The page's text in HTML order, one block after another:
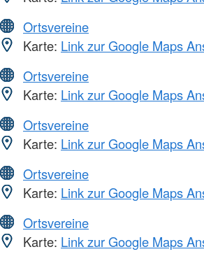
Ortsvereine
Karte: Link zur Google Maps
Ortsvereine
Karte: Link zur Google Maps
Ortsvereine
Karte: Link zur Google Maps
Ortsvereine
Karte: Link zur Google Maps
Ortsvereine
Karte: Link zur Google Maps